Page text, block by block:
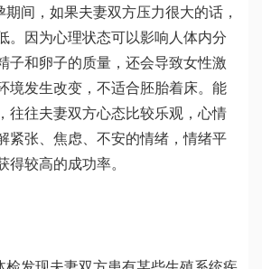
间，如果夫妻双方压力很大的话，
。因为心理状态可以影响人体内分
子和卵子的质量，还会导致女性激
境发生改变，不适合胚胎着床。能
往往夫妻双方心态比较乐观，心情
紧张、焦虑、不安的情绪，情绪平
得较高的成功率。